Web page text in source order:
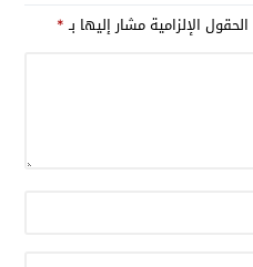
الحقول الإلزامية مشار إليها بـ*